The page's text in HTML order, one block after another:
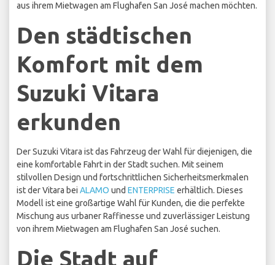
aus ihrem Mietwagen am Flughafen San José machen möchten.
Den städtischen
Komfort mit dem
Suzuki Vitara
erkunden
Der Suzuki Vitara ist das Fahrzeug der Wahl für diejenigen, die
eine komfortable Fahrt in der Stadt suchen. Mit seinem
stilvollen Design und fortschrittlichen Sicherheitsmerkmalen
ist der Vitara bei ALAMO und ENTERPRISE erhältlich. Dieses
Modell ist eine großartige Wahl für Kunden, die die perfekte
Mischung aus urbaner Raffinesse und zuverlässiger Leistung
von ihrem Mietwagen am Flughafen San José suchen.
Die Stadt auf